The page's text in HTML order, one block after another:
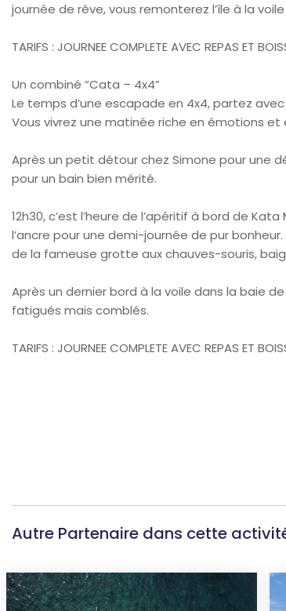
journée de rêve, vous remonterez l’île à la
TARIFS : JOURNEE COMPLETE AVEC REPAS ET
Un combiné “Cata – 4x4”
Le temps d’une escapade en 4x4, partez
Vous vivrez une matinée riche en émotions et
Après un petit détour chez Simone pour une
pour un bain bien mérité.
12h30, c’est l’heure de l’apéritif à bord de
l’ancre pour une demi-journée de pur
de la fameuse grotte aux chauves-souris,
Après un dernier bord à la voile dans la baie
fatigués mais comblés.
TARIFS : JOURNEE COMPLETE AVEC REPAS ET
Autre Partenaire dans cette